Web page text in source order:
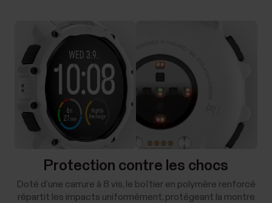
Protection contre les chocs
Doté d’une carrure à 8 vis, le boîtier en polymère renforcé
répartit les impacts uniformément, protégeant la montre